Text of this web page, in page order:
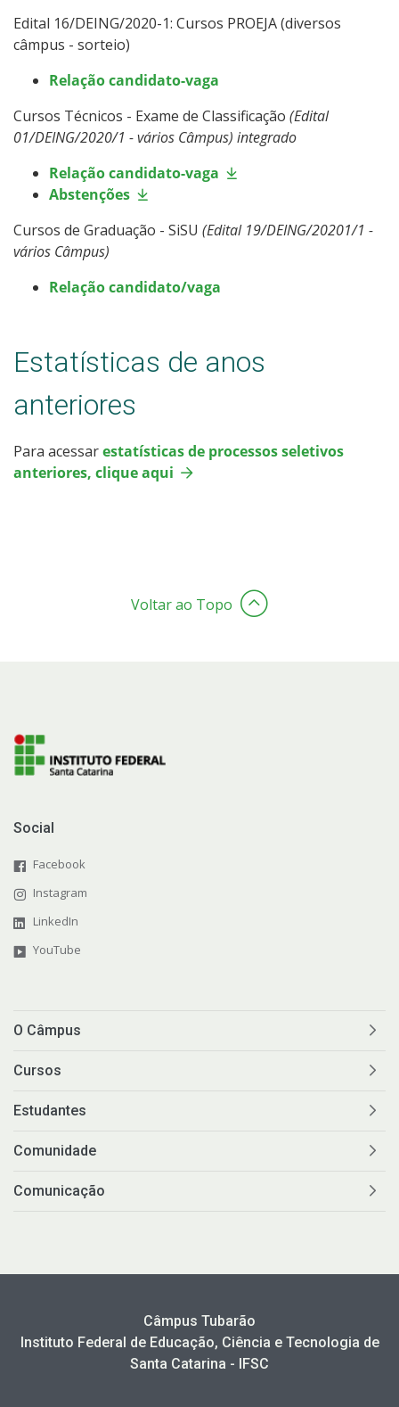
Edital 16/DEING/2020-1: Cursos PROEJA (diversos
câmpus - sorteio)
Relação candidato-vaga
Cursos Técnicos - Exame de Classificação (Edital
01/DEING/2020/1 - vários Câmpus) integrado
Relação candidato-vaga
Abstenções
Cursos de Graduação - SiSU (Edital 19/DEING/20201/1 -
vários Câmpus)
Relação candidato/vaga
Estatísticas de anos
anteriores
Para acessarestatísticas de processos seletivos
anteriores, clique aqui
Voltar ao Topo
Social
Facebook
Instagram
LinkedIn
YouTube
O Câmpus
Cursos
Estudantes
Comunidade
Comunicação
Câmpus Tubarão
Instituto Federal de Educação, Ciência e Tecnologia de
Santa Catarina - IFSC